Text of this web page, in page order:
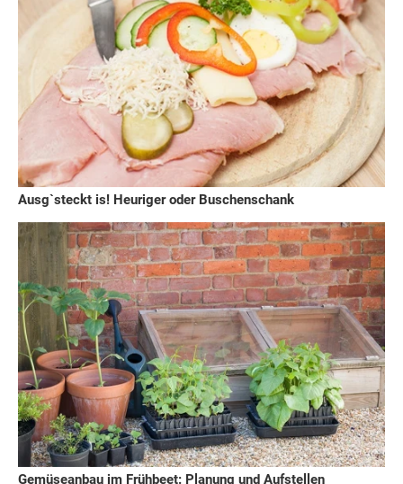
Ausg`steckt is! Heuriger oder Buschenschank
Gemüseanbau im Frühbeet: Planung und Aufstellen